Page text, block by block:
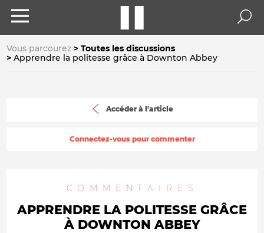
Vous parcourez
Toutes les discussions
Apprendre la politesse grâce à Downton Abbey
Accéder à l'article
Connectez-vous pour commenter
COMMENTAIRES
APPRENDRE LA POLITESSE GRÂCE
À DOWNTON ABBEY